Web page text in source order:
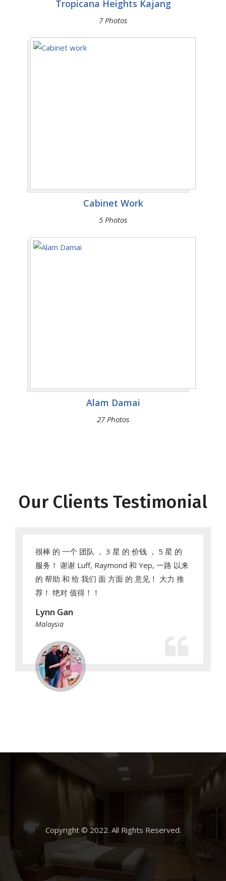
Tropicana Heights Kajang
7 Photos
Cabinet Work
5 Photos
Alam Damai
27 Photos
Our Clients Testimonial
很棒 的 一个 团队 ， 3 星 的 价钱 ， 5 星 的
服务！ 谢谢 Luff, Raymond 和 Yep, 一路 以来
的 帮助 和 给 我们 面 方面 的 意见！ 大力 推
荐！ 绝对 值得！！
Lynn Gan
Malaysia
Copyright © 2022. All Rights Reserved.